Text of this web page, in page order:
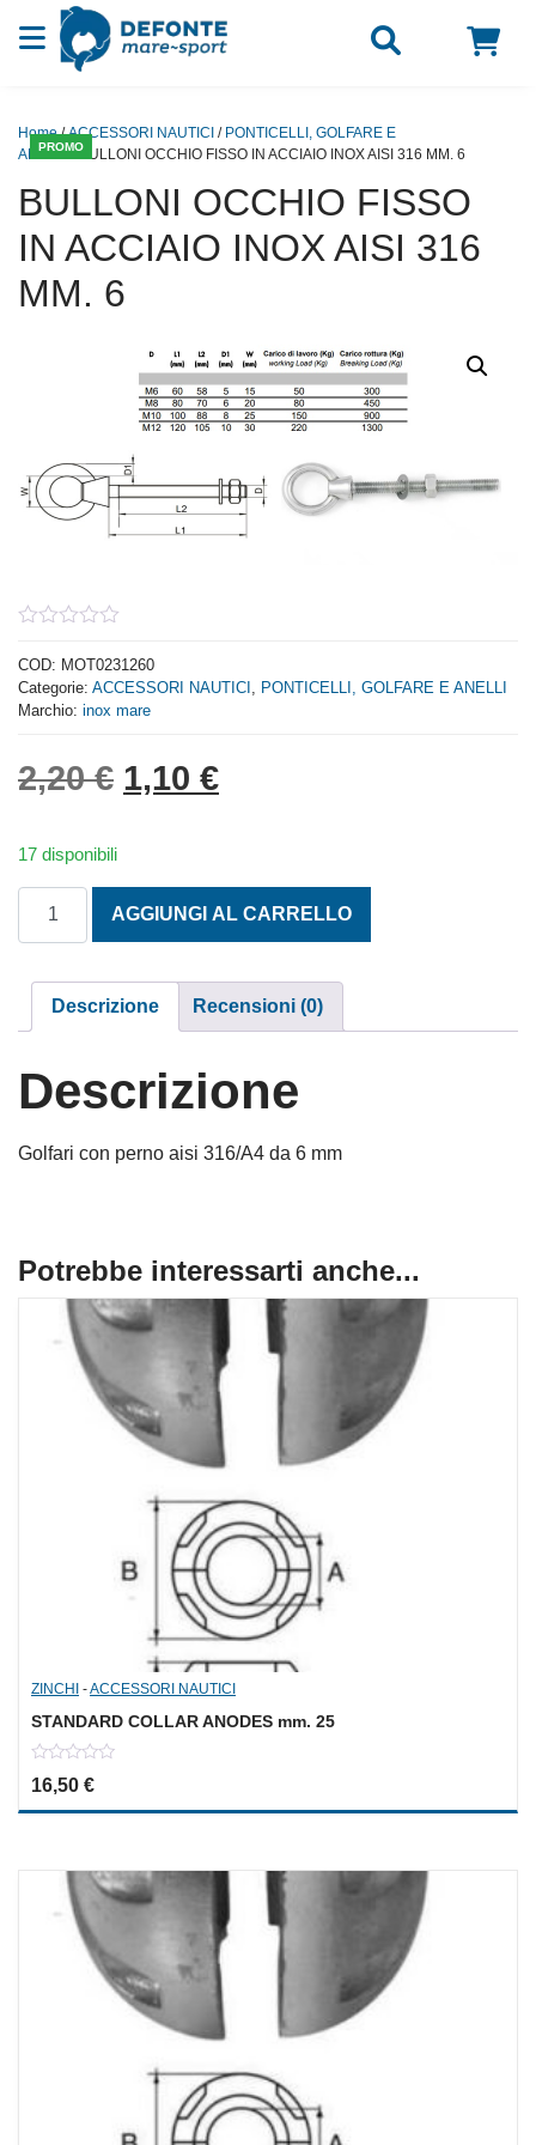
Vai al contenuto
PROMO
Home/ACCESSORI NAUTICI / PONTICELLI, GOLFARE E
ANELLI/ BULLONI OCCHIO FISSO IN ACCIAIO INOX AISI 316 MM. 6
BULLONI OCCHIO FISSO
IN ACCIAIO INOX AISI 316
MM. 6
out
of
5
COD: MOT0231260
Categorie: ACCESSORI NAUTICI
PONTICELLI, GOLFARE E ANELLI
Marchio: inox mare
2,20€ Il prezzo originale era:
1,10 €Il prezzo attuale è:
17 disponibili
AGGIUNGI AL CARRELLO
Descrizione Recensioni (0)
Descrizione
Golfari con perno aisi 316/A4 da 6 mm
Potrebbe interessarti anche...
ZINCHI -ACCESSORI NAUTICI
STANDARD COLLAR ANODES mm. 25
0
out
16,50 €